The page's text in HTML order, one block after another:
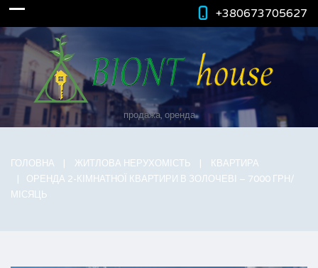
+380673705627
продажа, оренда
ГОЛОВНА ЖИТЛОВА НЕРУХОМІСТЬ
КВАРТИРА
ОРЕНДА 2-КІМНАТНОЇ КВАРТИРИ В ЗОЛОЧЕВІ – 7000 ГРН/
МІСЯЦЬ